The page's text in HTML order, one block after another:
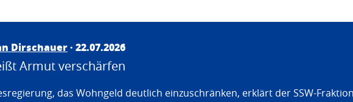
Dirschauer· 22.07.2026
Armut verschärfen
das Wohngeld deutlich einzuschränken, erklärt der SSW-